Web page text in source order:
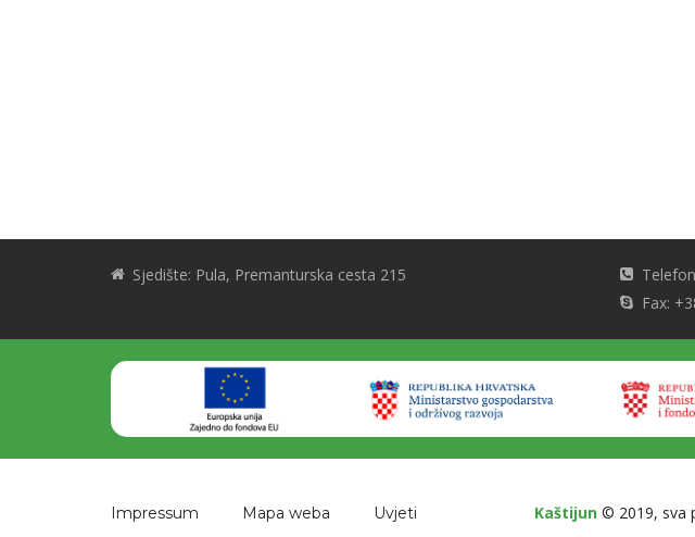
Sjedište: Pula, Premanturska cesta 215
Fax:
Impressum Mapa weba Uvjeti Kaštijun © 2019, sva